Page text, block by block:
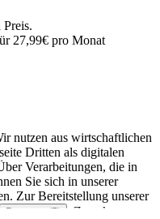
Preis.
27,99€ pro Monat
nutzen aus wirtschaftlichen
Dritten als digitalen
Verarbeitungen, die in
Sie sich in unserer
Zur Bereitstellung unserer
Partnern (5)
. Zwecke: